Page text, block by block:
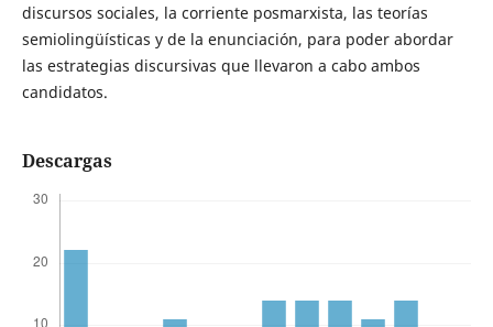
discursos sociales, la corriente posmarxista, las teorías
semiolingüísticas y de la enunciación, para poder abordar
las estrategias discursivas que llevaron a cabo ambos
candidatos.
Descargas